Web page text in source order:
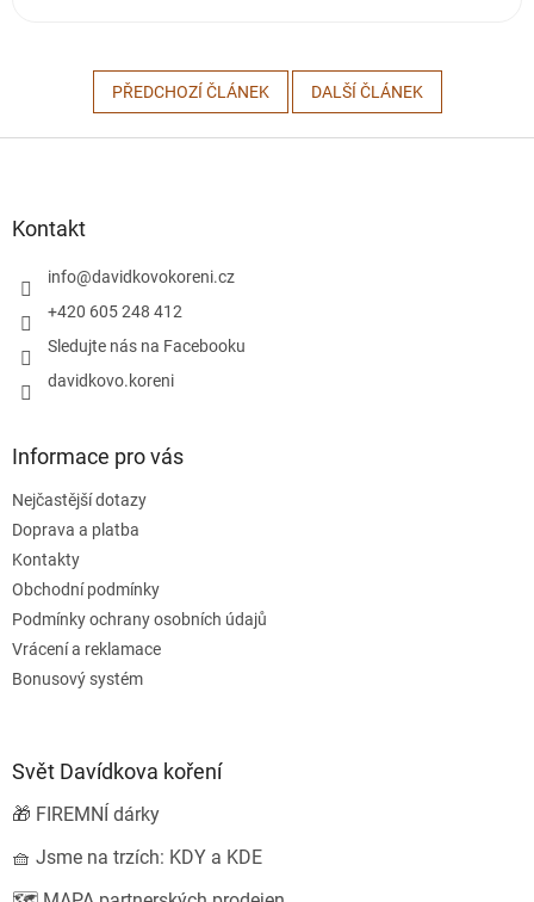
PŘEDCHOZÍ ČLÁNEK DALŠÍ ČLÁNEK
Kontakt
info@davidkovokoreni.cz
+420 605 248 412
Sledujte nás na Facebooku
davidkovo.koreni
Informace pro vás
Nejčastější dotazy
Doprava a platba
Kontakty
Obchodní podmínky
Podmínky ochrany osobních údajů
Vrácení a reklamace
Bonusový systém
Svět Davídkova koření
🎁 FIREMNÍ dárky
🧺 Jsme na trzích: KDY a KDE